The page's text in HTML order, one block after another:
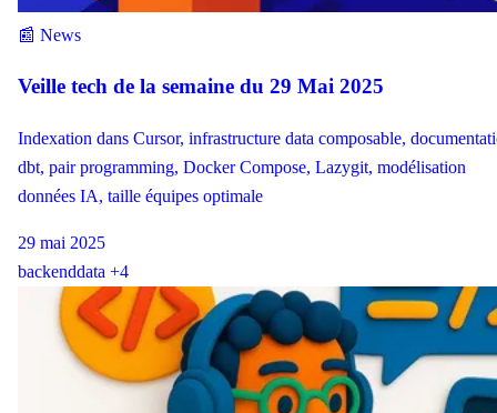
📰 News
Veille tech de la semaine du 29 Mai 2025
Indexation dans Cursor, infrastructure data composable,
dbt, pair programming, Docker Compose, Lazygit, modélisation
données IA, taille équipes optimale
29 mai 2025
backenddata +4